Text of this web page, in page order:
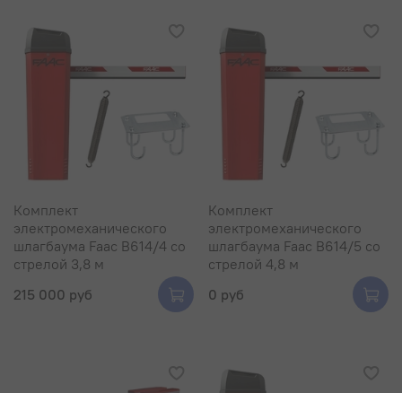
Комплект
электромеханического
шлагбаума Faac B614/4 со
стрелой 3,8 м
215 000 руб
Комплект
электромеханического
шлагбаума Faac B614/5 со
стрелой 4,8 м
0 руб